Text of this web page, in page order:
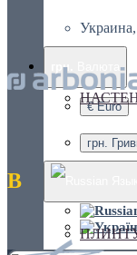
грн.
€ Euro
грн.
B